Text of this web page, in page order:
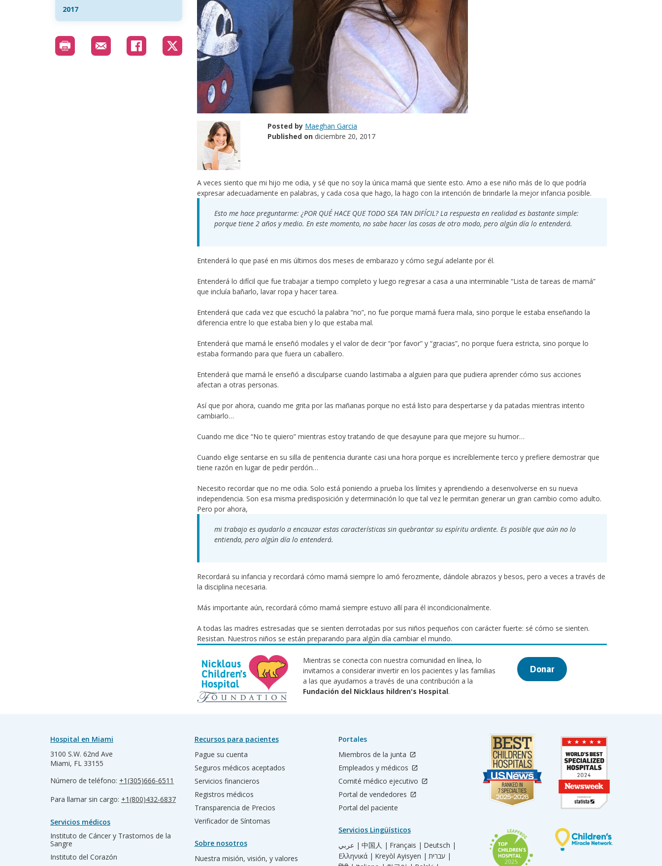
2017
Posted by Maeghan Garcia
Published on diciembre 20, 2017
A veces siento que mi hijo me odia, y sé que no soy la única mamá que siente esto. Amo a ese niño más de lo que podría
expresar adecuadamente en palabras, y cada cosa que hago, la hago con la intención de brindarle la mejor infancia posible.
Esto me hace preguntarme: ¿POR QUÉ HACE QUE TODO SEA TAN DIFÍCIL? La respuesta en realidad es bastante simple:
porque tiene 2 años y medio. En este momento, no sabe hacer las cosas de otro modo, pero algún día lo entenderá.
Entenderá lo que pasé en mis últimos dos meses de embarazo y cómo seguí adelante por él.
Entenderá lo difícil que fue trabajar a tiempo completo y luego regresar a casa a una interminable “Lista de tareas de mamá”
que incluía bañarlo, lavar ropa y hacer tarea.
Entenderá que cada vez que escuchó la palabra “no”, no fue porque mamá fuera mala, sino porque le estaba enseñando la
diferencia entre lo que estaba bien y lo que estaba mal.
Entenderá que mamá le enseñó modales y el valor de decir “por favor” y “gracias”, no porque fuera estricta, sino porque lo
estaba formando para que fuera un caballero.
Entenderá que mamá le enseñó a disculparse cuando lastimaba a alguien para que pudiera aprender cómo sus acciones
afectan a otras personas.
Así que por ahora, cuando me grita por las mañanas porque no está listo para despertarse y da patadas mientras intento
cambiarlo…
Cuando me dice “No te quiero” mientras estoy tratando de que desayune para que mejore su humor…
Cuando elige sentarse en su silla de penitencia durante casi una hora porque es increíblemente terco y prefiere demostrar que
tiene razón en lugar de pedir perdón…
Necesito recordar que no me odia. Solo está poniendo a prueba los límites y aprendiendo a desenvolverse en su nueva
independencia. Son esa misma predisposición y determinación lo que tal vez le permitan generar un gran cambio como adulto.
Pero por ahora,
mi trabajo es ayudarlo a encauzar estas características sin quebrantar su espíritu ardiente. Es posible que aún no lo
entienda, pero algún día lo entenderá.
Recordará su infancia y recordará cómo mamá siempre lo amó ferozmente, dándole abrazos y besos, pero a veces a través de
la disciplina necesaria.
Más importante aún, recordará cómo mamá siempre estuvo allí para él incondicionalmente.
A todas las madres estresadas que se sienten derrotadas por sus niños pequeños con carácter fuerte: sé cómo se sienten.
Resistan. Nuestros niños se están preparando para algún día cambiar el mundo.
Mientras se conecta con nuestra comunidad en línea, lo
invitamos a considerar invertir en los pacientes y las familias
a las que ayudamos a través de una contribución a la
Fundación del Nicklaus hildren's Hospital.
Donar
Hospital en Miami
3100 S.W. 62nd Ave
Miami, FL 33155
Número de teléfono: +1(305)666-6511
Para llamar sin cargo: +1(800)432-6837
Servicios médicos
Instituto de Cáncer y Trastornos de la
Sangre
Instituto del Corazón
Recursos para pacientes
Pague su cuenta
Seguros médicos aceptados
Servicios financieros
Registros médicos
Transparencia de Precios
Verificador de Síntomas
Sobre nosotros
Nuestra misión, visión, y valores
Portales
Miembros de la junta
Empleados y médicos
Comité médico ejecutivo
Portal de vendedores
Portal del paciente
Servicios Lingüísticos
عربي | 中国人 | Français | Deutsch |
Ελληνικά | Kreyòl Ayisyen |
עברית |